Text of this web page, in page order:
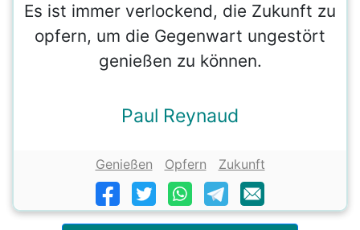
Es ist immer verlockend, die Zukunft zu
opfern, um die Gegenwart ungestört
genießen zu können.
Paul Reynaud
Genießen Opfern Zukunft